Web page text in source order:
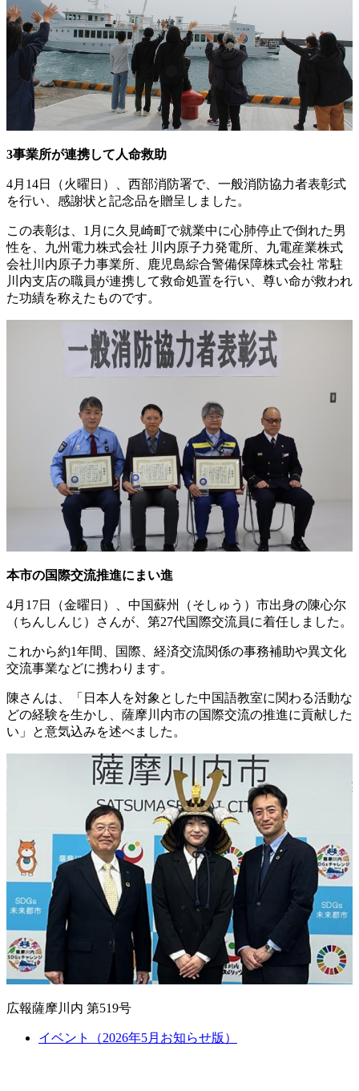
3事業所が連携して人命救助
4月14日（火曜日）、西部消防署で、一般消防協力者表彰式
を行い、感謝状と記念品を贈呈しました。
この表彰は、1月に久見崎町で就業中に心肺停止で倒れた男
性を、九州電力株式会社 川内原子力発電所、九電産業株式
会社川内原子力事業所、鹿児島綜合警備保障株式会社 常駐
川内支店の職員が連携して救命処置を行い、尊い命が救われ
た功績を称えたものです。
本市の国際交流推進にまい進
4月17日（金曜日）、中国蘇州（そしゅう）市出身の陳心尔
（ちんしんじ）さんが、第27代国際交流員に着任しました。
これから約1年間、国際、経済交流関係の事務補助や異文化
交流事業などに携わります。
陳さんは、「日本人を対象とした中国語教室に関わる活動な
どの経験を生かし、薩摩川内市の国際交流の推進に貢献した
い」と意気込みを述べました。
広報薩摩川内 第519号
イベント（2026年5月お知らせ版）